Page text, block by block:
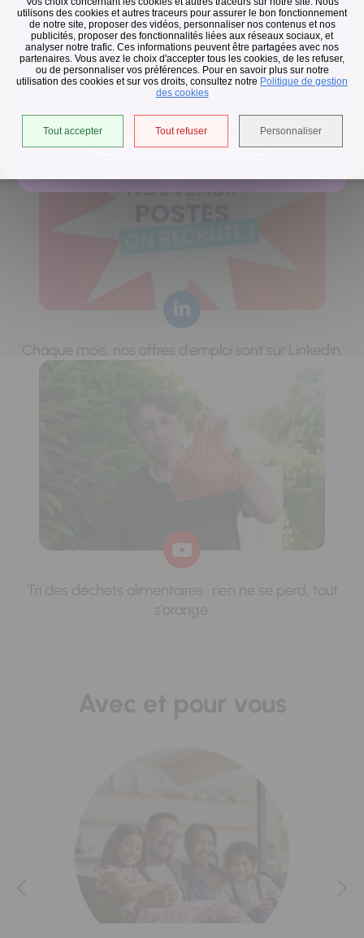
utilisons des cookies et autres traceurs pour assurer le bon fonctionnement
de notre site, proposer des vidéos, personnaliser nos contenus et nos
publicités, proposer des fonctionnalités liées aux réseaux sociaux, et
analyser notre trafic. Ces informations peuvent être partagées avec nos
partenaires. Vous avez le choix d'accepter tous les cookies, de les refuser,
ou de personnaliser vos préférences. Pour en savoir plus sur notre
utilisation des cookies et sur vos droits, consultez notre Politique de gestion
des cookies
Tout accepter Tout refuser Personnaliser
Collecte des déchets
En raison des températures, le passage de nos camions
est avancé d'une heure jusqu'au 14 août.
Accéder à l'univers déchets
Nouvelle vague de chaleur : collectes avancées
Chaque mois, nos offres d’emploi sont sur Linkedin.
Tri des déchets alimentaires : rien ne se perd, tout
s'orange.
Avec et pour vous